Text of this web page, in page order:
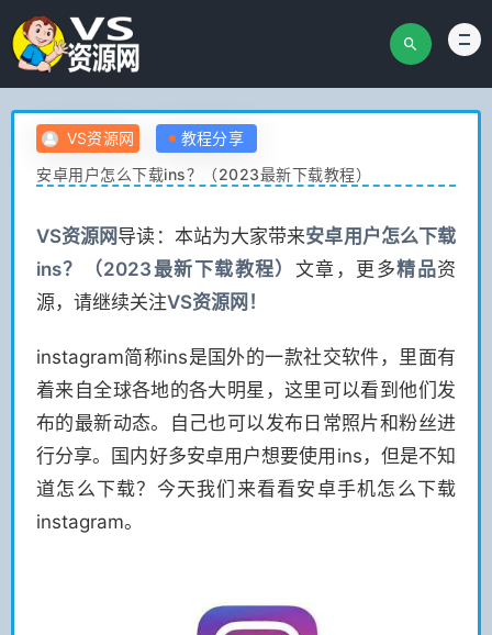
VS资源网
教程分享
安卓用户怎么下载ins？（2023最新下载教程）
VS资源网 导读：本站为大家带来安卓用户怎么下载
ins？（2023最新下载教程） 文章，更多精品资
源，请继续关注VS资源网！
instagram简称ins是国外的一款社交软件，里面有
着来自全球各地的各大明星，这里可以看到他们发
布的最新动态。自己也可以发布日常照片和粉丝进
行分享。国内好多安卓用户想要使用ins，但是不知
道怎么下载？今天我们来看看安卓手机怎么下载
instagram。